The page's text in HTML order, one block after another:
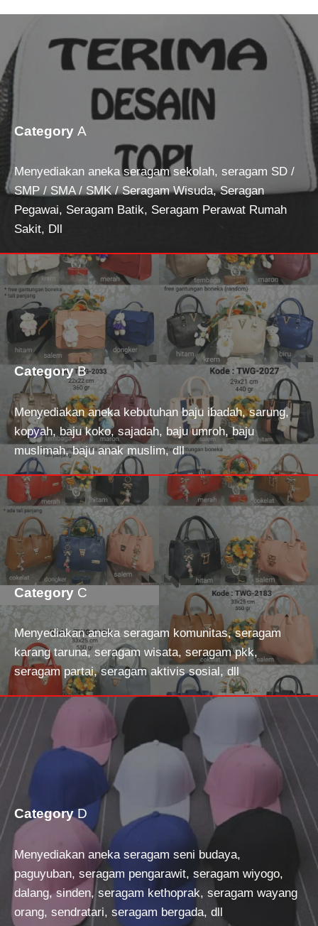
Category A
Menyediakan aneka seragam sekolah, seragam SD /
SMP / SMA / SMK / Seragam Wisuda, Seragan
Pegawai, Seragam Batik, Seragam Perawat Rumah
Sakit, Dll
CategoryB
Menyediakan aneka kebutuhan baju ibadah, sarung,
kopyah, baju koko, sajadah, baju umroh, baju
muslimah, baju anak muslim, dll
Category C
Menyediakan aneka seragam komunitas, seragam
karang taruna, seragam wisata, seragam pkk,
seragam partai, seragam aktivis sosial, dll
CategoryD
Menyediakan aneka seragam seni budaya,
paguyuban, seragam pengarawit, seragam wiyogo,
dalang, sinden, seragam kethoprak, seragam wayang
orang, sendratari, seragam bergada, dll